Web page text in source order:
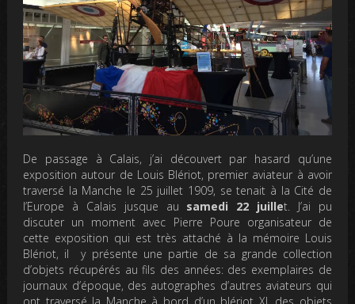
De passage à Calais, j’ai découvert par hasard qu’une
exposition autour de Louis Blériot, premier aviateur à avoir
traversé la Manche le 25 juillet 1909, se tenait à la Cité de
l’Europe à Calais jusque au samedi 22 juillet. J’ai pu
discuter un moment avec Pierre Poure organisateur de
cette exposition qui est très attaché à la mémoire Louis
Blériot, il y présente une partie de sa grande collection
d’objets récupérés au fils des années: des exemplaires de
journaux d’époque, des autographes d’autres aviateurs qui
ont traversé la Manche à bord d’un blériot XI, des objets